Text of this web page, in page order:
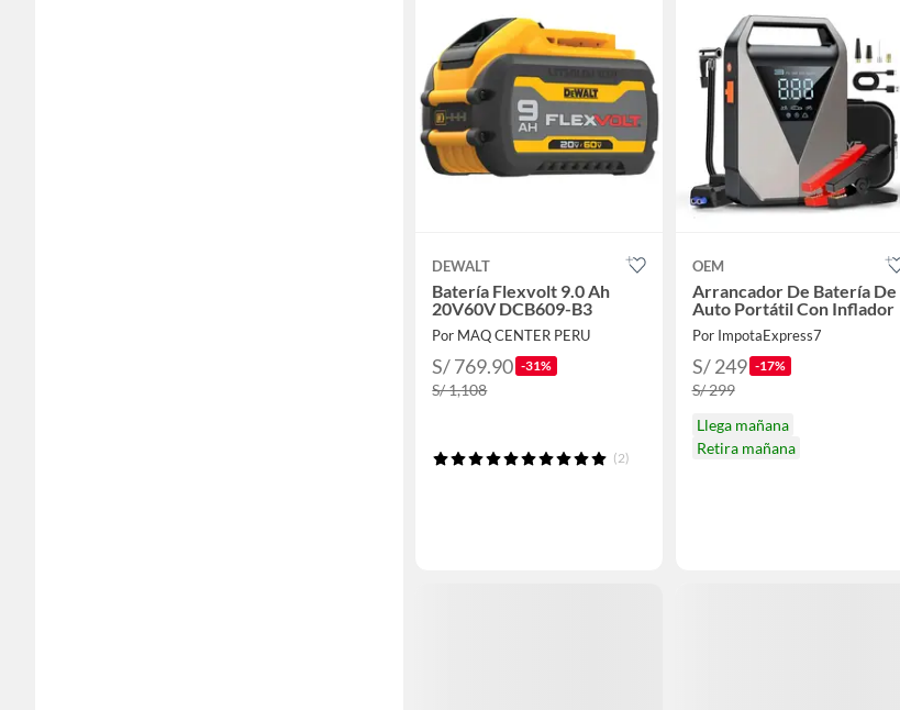
DEWALT
Batería Flexvolt 9.0 Ah
20V60V DCB609-B3
Por MAQ CENTER PERU
S/ 769.90 -31%
S/ 1,108
(2)
OEM
Arrancador De Batería De
Auto Portátil Con Inflador
Por ImpotaExpress7
S/ 249 -17%
S/ 299
Llega mañana
Retira mañana